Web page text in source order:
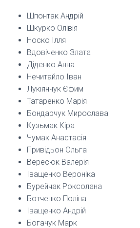
Шпонтак Андрій
Шкурко Олівія
Носко Ілля
Вдовіченко Злата
Діденко Анна
Нечитайло Іван
Лукіянчук Єфим
Татаренко Марія
Бондарчук Мирослава
Кузьмак Кіра
Чумак Анастасія
Привідьон Ольга
Вересюк Валерія
Іващенко Вероніка
Бурейчак Роксолана
Ботченко Поліна
Іващенко Андрій
Богачук Марк